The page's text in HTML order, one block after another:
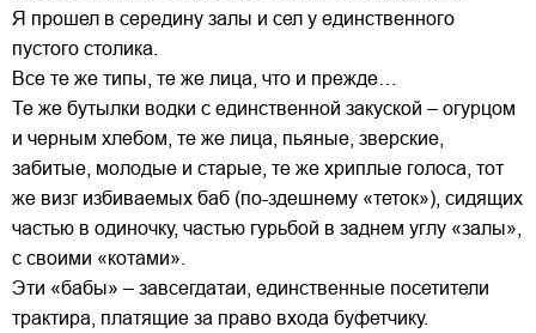
Я прошел в середину залы и сел у единственного
пустого столика.
Все те же типы, те же лица, что и прежде…
Те же бутылки водки с единственной закуской – огурцом
и черным хлебом, те же лица, пьяные, зверские,
забитые, молодые и старые, те же хриплые голоса, тот
же визг избиваемых баб (по-здешнему «теток»), сидящих
частью в одиночку, частью гурьбой в заднем углу «залы»,
с своими «котами».
Эти «бабы» – завсегдатаи, единственные посетители
трактира, платящие за право входа буфетчику.